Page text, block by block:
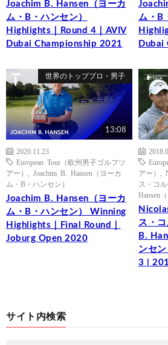
Joachim B. Hansen（ヨーカ
ム・B・ハンセン）
Highlights｜Round 4｜AVIV
Dubai Championship 2021
ム・B
Dubai
世界のトッププロ・男子
13:08
2020.11.23
European Tour（欧州男子ゴルフツ
アー）
Joachim B. Hansen（ヨーカ
ム・B・ハンセン）
Joachim B. Hansen（ヨーカ
ム・B・ハンセン） Winning
Highlights｜Final Round｜
Joburg Open 2020
アー）
ス・コル
Hansen
ス・
B.
ンセ
3 |
サイト内検索